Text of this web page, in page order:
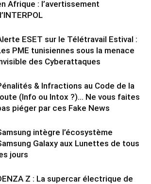
Afrique : l’avertissement
ESET sur le Télétravail Estival :
PME tunisiennes sous la menace
des Cyberattaques
& Infractions au Code de la
(Info ou Intox ?)… Ne vous faites
piéger par ces Fake News
intègre l’écosystème
Galaxy aux Lunettes de tous
jours
Z : La supercar électrique de